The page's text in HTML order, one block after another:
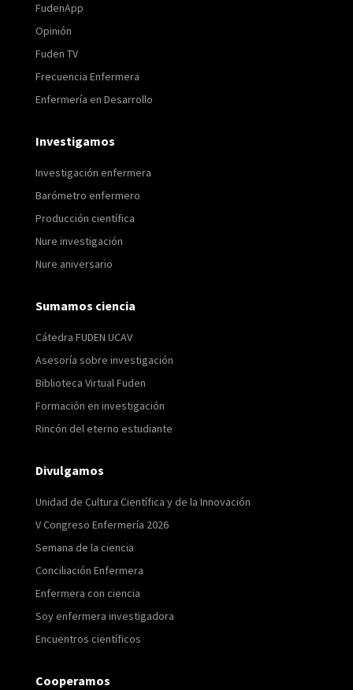
FudenApp
Opinión
Fuden TV
Frecuencia Enfermera
Enfermería en Desarrollo
Investigamos
Investigación enfermera
Barómetro enfermero
Producción científica
Nure investigación
Nure aniversario
Sumamos ciencia
Cátedra FUDEN UCAV
Asesoría sobre investigación
Biblioteca Virtual Fuden
Formación en investigación
Rincón del eterno estudiante
Divulgamos
Unidad de Cultura Científica y de la Innovación
V Congreso Enfermería 2026
Semana de la ciencia
Conciliación Enfermera
Enfermera con ciencia
Soy enfermera investigadora
Encuentros científicos
Cooperamos